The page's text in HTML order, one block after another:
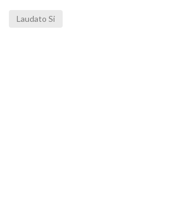
Laudato Si